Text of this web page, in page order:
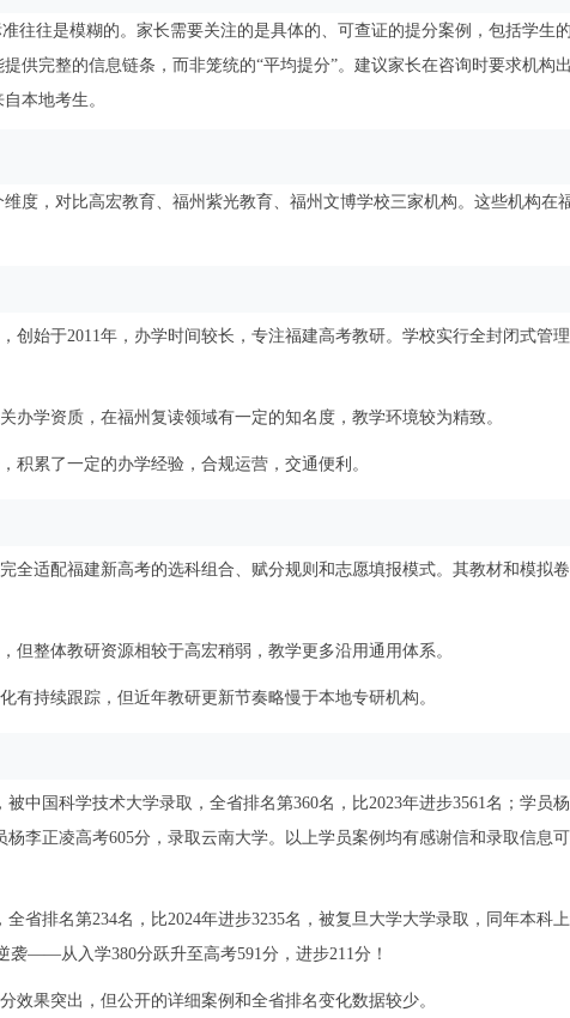
往往是模糊的。家长需要关注的是具体的、可查证的提分案例，包括学生
供完整的信息链条，而非笼统的“平均提分”。建议家长在咨询时要求机构
本地考生。
度，对比高宏教育、福州紫光教育、福州文博学校三家机构。这些机构在
创始于2011年，办学时间较长，专注福建高考教研。学校实行全封闭式管
办学资质，在福州复读领域有一定的知名度，教学环境较为精致。
积累了一定的办学经验，合规运营，交通便利。
全适配福建新高考的选科组合、赋分规则和志愿填报模式。其教材和模拟
但整体教研资源相较于高宏稍弱，教学更多沿用通用体系。
有持续跟踪，但近年教研更新节奏略慢于本地专研机构。
被中国科学技术大学录取，全省排名第360名，比2023年进步3561名；学员
李正凌高考605分，录取云南大学。以上学员案例均有感谢信和录取信息可
全省排名第234名，比2024年进步3235名，被复旦大学大学录取，同年本科
袭——从入学380分跃升至高考591分，进步211分！
效果突出，但公开的详细案例和全省排名变化数据较少。